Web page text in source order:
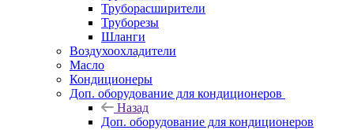
Труборасширители
Труборезы
Шланги
Воздухоохладители
Масло
Кондиционеры
Доп. оборудование для кондиционеров
Назад
Доп. оборудование для кондиционеров